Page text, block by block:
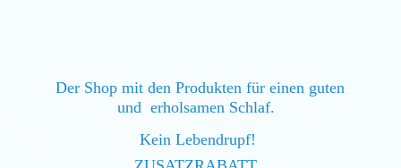
Der Shop mit den Produkten für einen guten
und erholsamen Schlaf.
Kein Lebendrupf!